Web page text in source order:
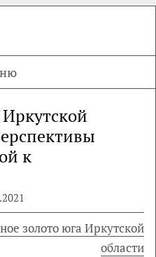
к
золото юга Иркутской
области